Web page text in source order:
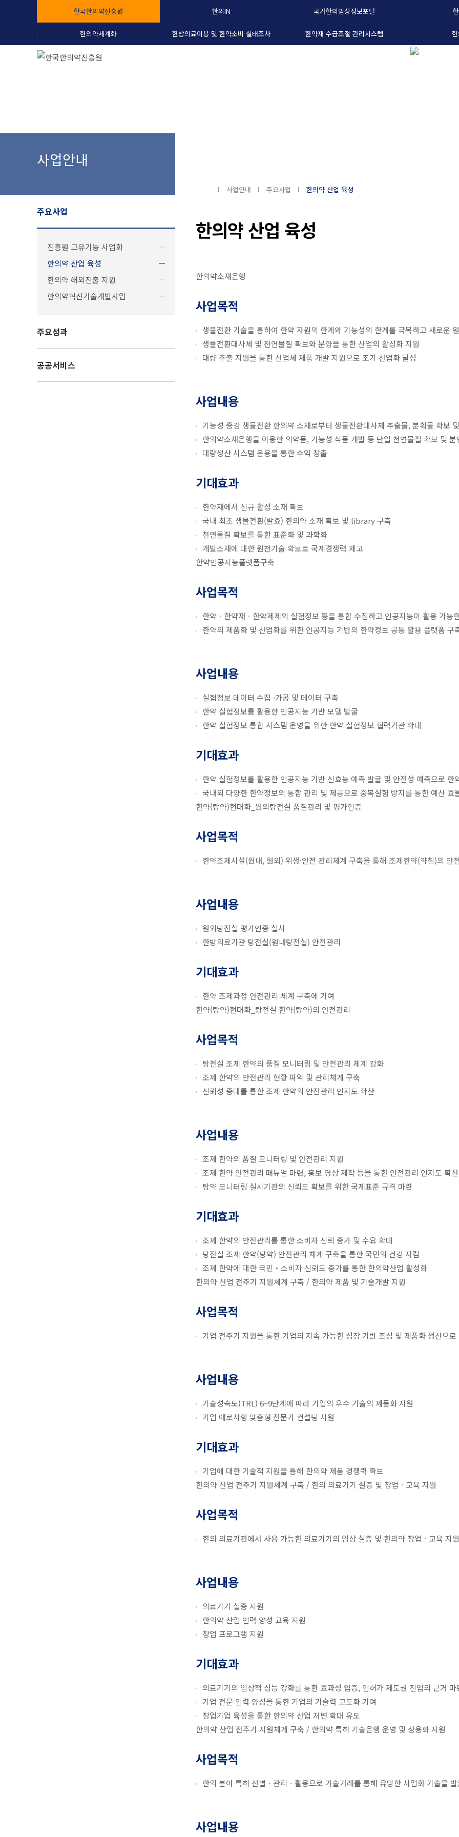
한국한의약진흥원 한의IN 국가한의임상정보포털
한의약세계화 한방의료이용 및 한약소비 실태조사 한약재 수급조절 관리시스템
사업안내
주요사업
진흥원 고유기능 사업화
한의약 산업 육성
한의약 해외진출 지원
한의약혁신기술개발사업
주요성과
공공서비스
사업안내 주요사업 한의약 산업 육성
한의약 산업 육성
한의약소재은행
사업목적
생물전환 기술을 통하여 한약 자원의 한계와 기능성의 한계를 극복하고 새로운
생물전환대사체 및 천연물질 확보와 분양을 통한 산업의 활성화 지원
대량 추출 지원을 통한 산업체 제품 개발 지원으로 조기 산업화 달성
사업내용
기능성 증강 생물전환 한의약 소재로부터 생물전환대사체 추출물, 분획물 확보
한의약소재은행을 이용한 의약품, 기능성 식품 개발 등 단일 천연물질 확보 및
대량생산 시스템 운용을 통한 수익 창출
기대효과
한약재에서 신규 활성 소재 확보
국내 최초 생물전환(발효) 한의약 소재 확보 및 library 구축
천연물질 확보를 통한 표준화 및 과학화
개발소재에 대한 원천기술 확보로 국제경쟁력 제고
한약인공지능플랫폼구축
사업목적
한약ㆍ한약재ㆍ한약제제의 실험정보 등을 통합 수집하고 인공지능이 활용 가능
한약의 제품화 및 산업화를 위한 인공지능 기반의 한약정보 공동 활용 플랫폼 구
사업내용
실험정보 데이터 수집 ·가공 및 데이터 구축
한약 실험정보를 활용한 인공지능 기반 모델 발굴
한약 실험정보 통합 시스템 운영을 위한 한약 실험정보 협력기관 확대
기대효과
한약 실험정보를 활용한 인공지능 기반 신효능 예측 발굴 및 안전성 예측으로 한
국내외 다양한 한약정보의 통합 관리 및 제공으로 중복실험 방지를 통한 예산 효
한약(탕약)현대화_원외탕전실 품질관리 및 평가인증
사업목적
한약조제시설(원내, 원외) 위생·안전 관리체계 구축을 통해 조제한약(약침)의 안
사업내용
원외탕전실 평가인증 실시
한방의료기관 탕전실(원내탕전실) 안전관리
기대효과
한약 조제과정 안전관리 체계 구축에 기여
한약(탕약)현대화_탕전실 한약(탕약)의 안전관리
사업목적
탕전실 조제 한약의 품질 모니터링 및 안전관리 체계 강화
조제 한약의 안전관리 현황 파악 및 관리체계 구축
신뢰성 증대를 통한 조제 한약의 안전관리 인지도 확산
사업내용
조제 한약의 품질 모니터링 및 안전관리 지원
조제 한약 안전관리 매뉴얼 마련, 홍보 영상 제작 등을 통한 안전관리 인지도 확산
탕약 모니터링 실시기관의 신뢰도 확보를 위한 국제표준 규격 마련
기대효과
조제 한약의 안전관리를 통한 소비자 신뢰 증가 및 수요 확대
탕전실 조제 한약(탕약) 안전관리 체계 구축을 통한 국민의 건강 지킴
조제 한약에 대한 국민‧소비자 신뢰도 증가를 통한 한의약산업 활성화
한의약 산업 전주기 지원체계 구축 / 한의약 제품 및 기술개발 지원
사업목적
기업 전주기 지원을 통한 기업의 지속 가능한 성장 기반 조성 및 제품화 생산으
사업내용
기술성숙도(TRL) 6~9단계에 따라 기업의 우수 기술의 제품화 지원
기업 애로사항 맞춤형 전문가 컨설팅 지원
기대효과
기업에 대한 기술적 지원을 통해 한의약 제품 경쟁력 확보
한의약 산업 전주기 지원체계 구축 / 한의 의료기기 실증 및 창업ㆍ교육 지원
사업목적
한의 의료기관에서 사용 가능한 의료기기의 임상 실증 및 한의약 창업ㆍ교육 지
사업내용
의료기기 실증 지원
한의약 산업 인력 양성 교육 지원
창업 프로그램 지원
기대효과
의료기기의 임상적 성능 강화를 통한 효과성 입증, 인허가 제도권 진입의 근거 마
기업 전문 인력 양성을 통한 기업의 기술력 고도화 기여
창업기업 육성을 통한 한의약 산업 저변 확대 유도
한의약 산업 전주기 지원체계 구축 / 한의약 특허 기술은행 운영 및 상용화 지원
사업목적
한의 분야 특허 선별ㆍ관리ㆍ활용으로 기술거래를 통해 유망한 사업화 기술을
사업내용